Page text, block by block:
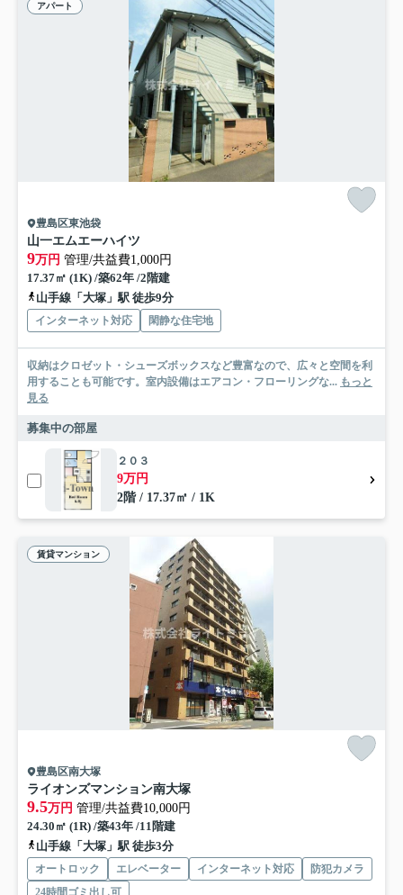
アパート
豊島区東池袋
山一エムエーハイツ
9万円 管理/共益費1,000円
17.37㎡ (1K) /築62年 /2階建
山手線「大塚」駅 徒歩9分
インターネット対応 閑静な住宅地
収納はクロゼット・シューズボックスなど豊富なので、広々と空間を利
用することも可能です。室内設備はエアコン・フローリングな... もっと
見る
募集中の部屋
２０３
9万円
2階 / 17.37㎡ / 1K
賃貸マンション
豊島区南大塚
ライオンズマンション南大塚
9.5万円 管理/共益費10,000円
24.30㎡ (1R) /築43年 /11階建
山手線「大塚」駅 徒歩3分
オートロック エレベーター インターネット対応
防犯カメラ